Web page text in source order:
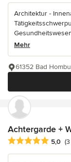
Architektur -
Mehr
61352 Bad
Achtergarde +
Durchschnittliche
5,0